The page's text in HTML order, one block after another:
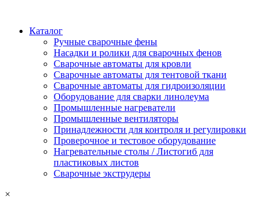
Каталог
Ручные сварочные фены
Насадки и ролики для сварочных фенов
Сварочные автоматы для кровли
Сварочные автоматы для тентовой ткани
Сварочные автоматы для гидроизоляции
Оборудование для сварки линолеума
Промышленные нагреватели
Промышленные вентиляторы
Принадлежности для контроля и регулировки
Проверочное и тестовое оборудование
Нагревательные столы / Листогиб для
пластиковых листов
Сварочные экструдеры
×